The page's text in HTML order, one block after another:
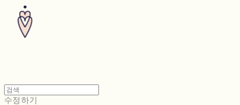
수정하기